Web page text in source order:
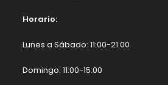
Horario:
Lunes a Sábado: 11:00-21:00
Domingo: 11:00-15:00